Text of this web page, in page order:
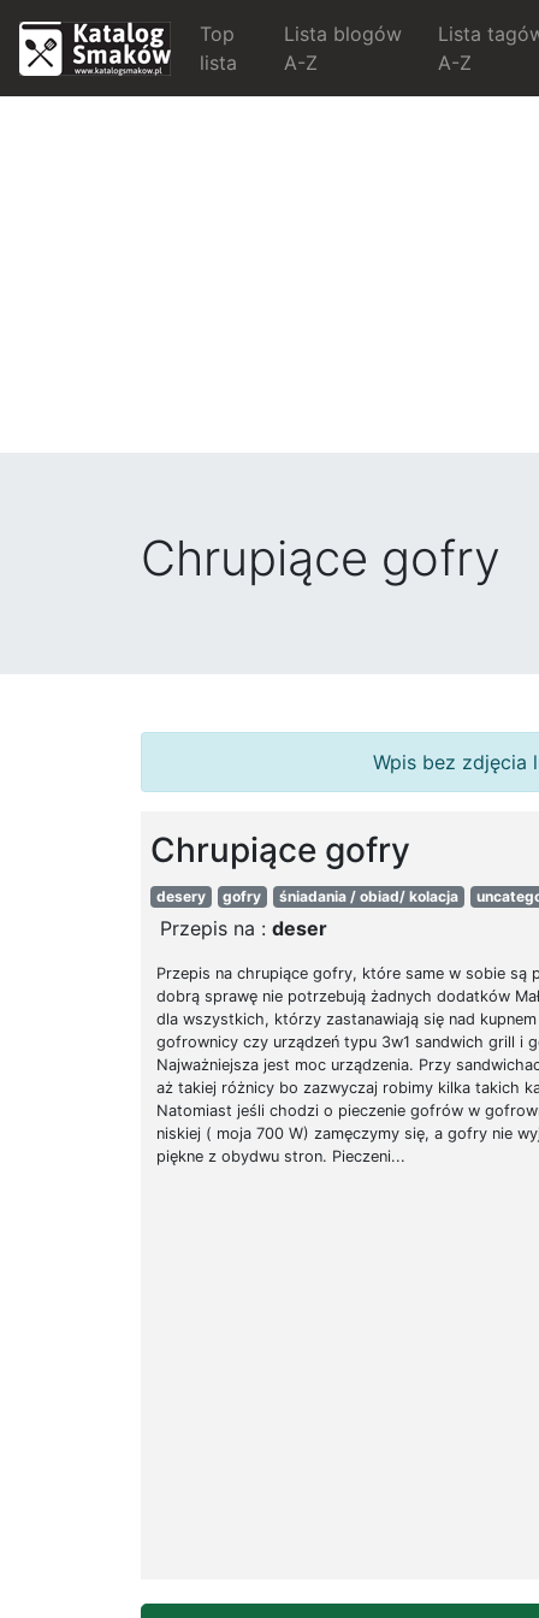
Top
lista
Lista blogów
A-Z
Lista
A-Z
Chrupiące gofry
Wpis bez zdjęcia
Chrupiące gofry
desery gofry śniadania / obiad/ kolacja
Przepis na : deser
Przepis na chrupiące gofry, które same w sobie są
dobrą sprawę nie potrzebują żadnych dodatków
dla wszystkich, którzy zastanawiają się nad kupnem
gofrownicy czy urządzeń typu 3w1 sandwich grill i
Najważniejsza jest moc urządzenia. Przy
aż takiej różnicy bo zazwyczaj robimy kilka takich
Natomiast jeśli chodzi o pieczenie gofrów w
niskiej ( moja 700 W) zamęczymy się, a gofry nie
piękne z obydwu stron. Pieczeni...